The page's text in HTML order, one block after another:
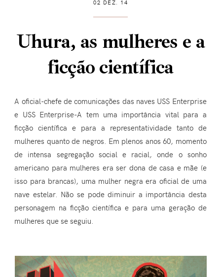
02 DEZ. 14
Uhura, as mulheres e a
ficção científica
A oficial-chefe de comunicações das naves USS Enterprise
e USS Enterprise-A tem uma importância vital para a
ficção científica e para a representatividade tanto de
mulheres quanto de negros. Em plenos anos 60, momento
de intensa segregação social e racial, onde o sonho
americano para mulheres era ser dona de casa e mãe (e
isso para brancas), uma mulher negra era oficial de uma
nave estelar. Não se pode diminuir a importância desta
personagem na ficção científica e para uma geração de
mulheres que se seguiu.